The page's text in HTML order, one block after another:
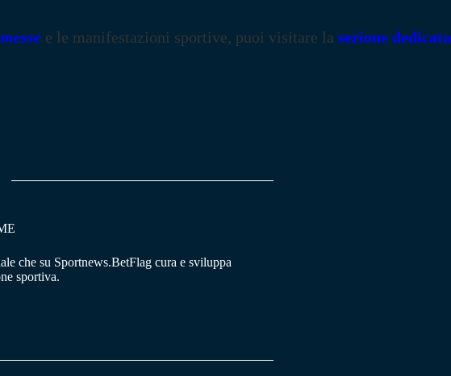
e le manifestazioni sportive, puoi visitare la sezione dedicata
che su Sportnews.BetFlag cura e sviluppa
sportiva.